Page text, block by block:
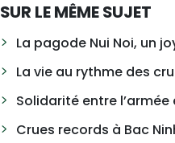
SUR LE MÊME SUJET
La pagode Nui Noi, un
La vie au rythme des
Solidarité entre
Crues records à Bac